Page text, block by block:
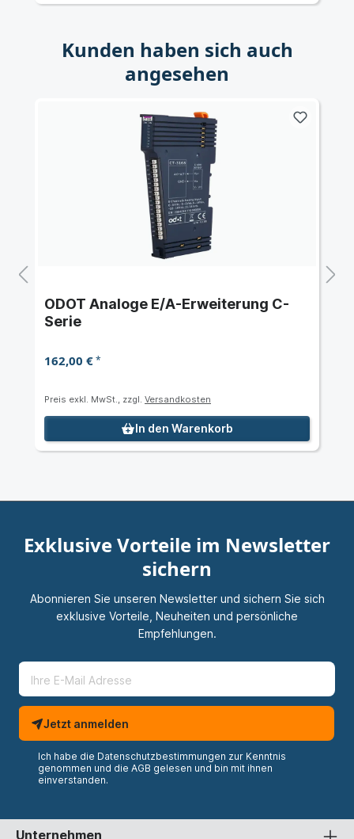
Kunden haben sich auch
angesehen
ODOT Analoge E/A-Erweiterung C-
Serie
162,00 €*
Preis exkl. MwSt., zzgl. Versandkosten
In den Warenkorb
Exklusive Vorteile im Newsletter
sichern
Abonnieren Sie unseren Newsletter und sichern Sie sich
exklusive Vorteile, Neuheiten und persönliche
Empfehlungen.
Jetzt anmelden
Ich habe die Datenschutzbestimmungen zur Kenntnis
genommen und die AGB gelesen und bin mit ihnen
einverstanden.
Unternehmen